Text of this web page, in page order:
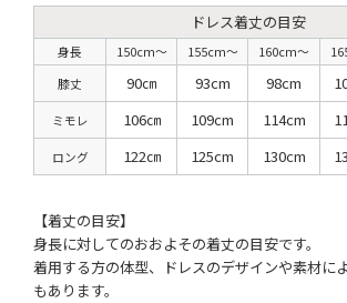
ドレス着丈の目安
身長 150cm〜 155cm〜 160cm〜
膝丈
90㎝ 93cm 98cm
ミモレ 106㎝ 109cm 114cm
ロング 122㎝ 125cm 130cm
【着丈の目安】
身長に対してのおおよその着丈の目安です。
着用する方の体型、ドレスのデザインや素材に
もあります。